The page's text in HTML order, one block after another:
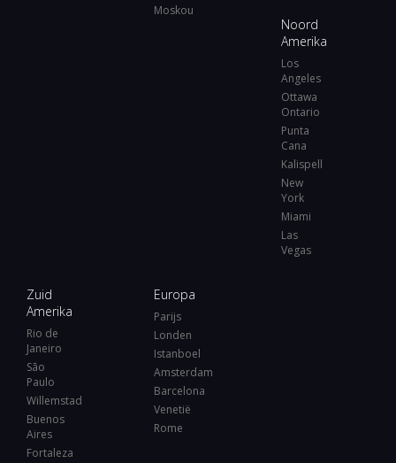
Moskou
Noord
Amerika
Los
Angeles
Ottawa
Ontario
Punta
Cana
Kalispell
New
York
Miami
Las
Vegas
Zuid
Amerika
Rio de
Janeiro
São
Paulo
Willemstad
Buenos
Aires
Fortaleza
Europa
Parijs
Londen
Istanboel
Amsterdam
Barcelona
Venetië
Rome